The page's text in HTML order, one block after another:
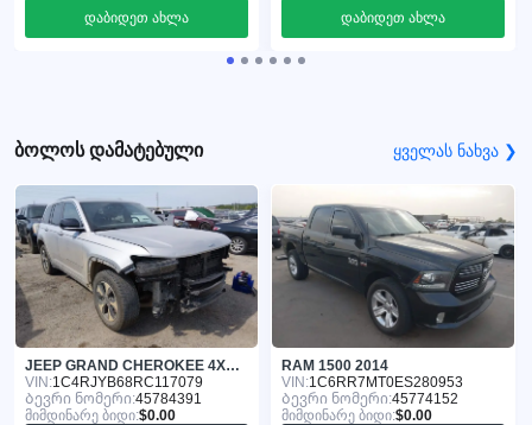
დაბიდეთ ახლა
დაბიდეთ ახლა
ბოლოს დამატებული ყველას ნახვა ❯
JEEP GRAND CHEROKEE 4XE 2024
VIN:1C4RJYB68RC117079
Ბევრი ნომერი:45784391
მიმდინარე ბიდი:$0.00
RAM 1500 2014
VIN:1C6RR7MT0ES280953
Ბევრი ნომერი:45774152
მიმდინარე ბიდი:$0.00